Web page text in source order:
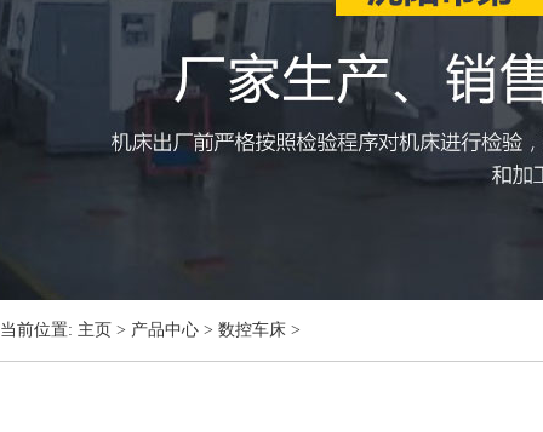
当前位置: 主页 > 产品中心 > 数控车床 >